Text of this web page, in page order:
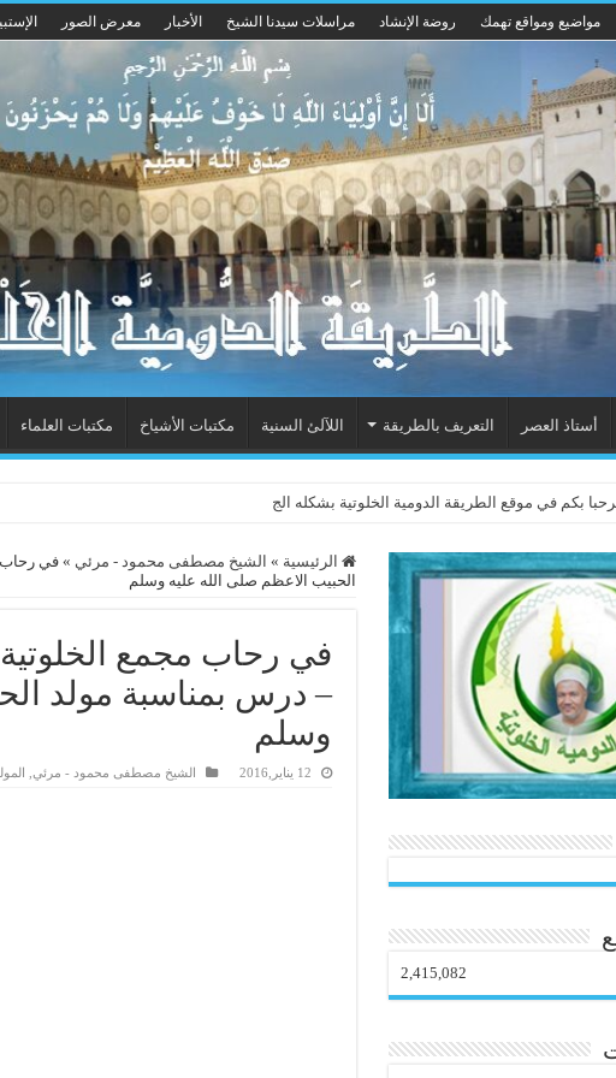
مواضيع ومواقع تهمك روضة الإنشاد مراسلات سيدنا الشيخ الأخبار معرض الصور
أستاذ العصر التعريف بالطريقة اللآلئ السنية مكتبات الأشياخ مكتبات العلماء
بكم في موقع الطريقة الدومية الخلوتية بشكله الجديد 2015
الرئيسية » الشيخ مصطفى محمود - مرئي » في رحاب
الحبيب الاعظم صلى الله عليه وسلم
في رحاب مجمع
– درس بمناسبة مولد
وسلم
12 يناير,2016 الشيخ مصطفى محمود - مرئي
2,415,082